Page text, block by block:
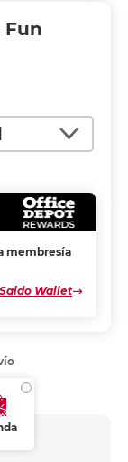
Fun
membresía
Wallet